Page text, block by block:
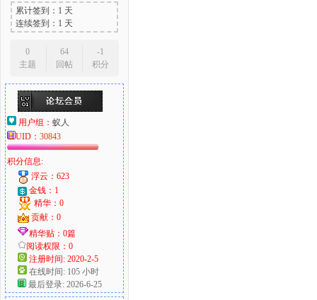
累计签到：1 天
连续签到：1 天
0
主题
64
回帖
-1
积分
用户组： 蚁人
UID： 30843
积分信息:
浮云：623
金钱：1
精华：0
贡献：0
精华贴：0篇
阅读权限：0
注册时间: 2020-2-5
在线时间: 105 小时
最后登录: 2026-6-25